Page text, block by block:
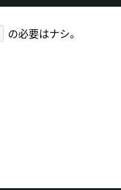
の必要はナシ。